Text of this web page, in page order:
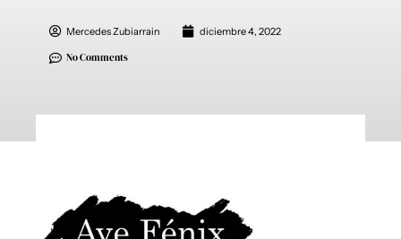
Mercedes Zubiarrain diciembre 4, 2022
No Comments